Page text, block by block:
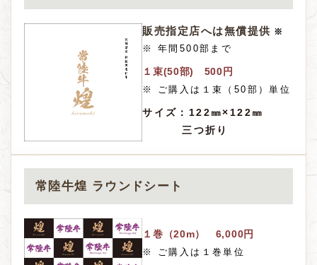
販売指定店へは無償提供 ※
※ 年間500部まで
１束(50部) 500円
※ ご購入は１束（50部）単位
サイズ： 122㎜×122㎜
三つ折り
常陸牛煌 ラウンドシート
１巻（20m） 6,000円
※ ご購入は１巻単位